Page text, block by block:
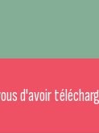
d'avoir